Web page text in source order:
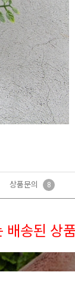
상품문의 8
배송된 상